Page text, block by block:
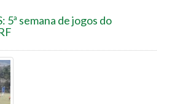
5ª semana de jogos do